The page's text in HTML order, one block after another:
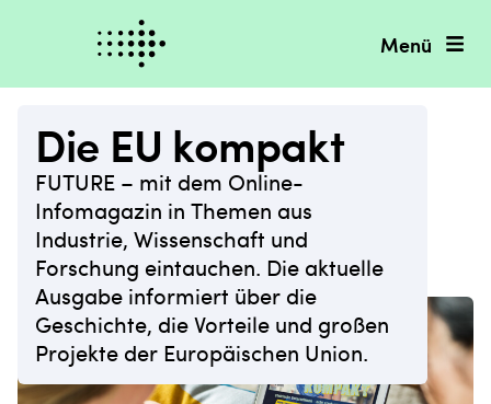
Menü
Die EU kompakt
FUTURE – mit dem Online-
Infomagazin in Themen aus
Industrie, Wissenschaft und
Forschung eintauchen. Die aktuelle
Ausgabe informiert über die
Geschichte, die Vorteile und großen
Projekte der Europäischen Union.